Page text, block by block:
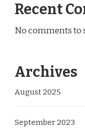
Recent
No comments to
Archives
August 2025
September 2023